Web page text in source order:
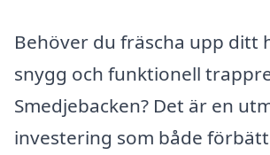
Behöver du fräscha upp ditt
snygg och funktionell
Smedjebacken? Det är en
investering som både